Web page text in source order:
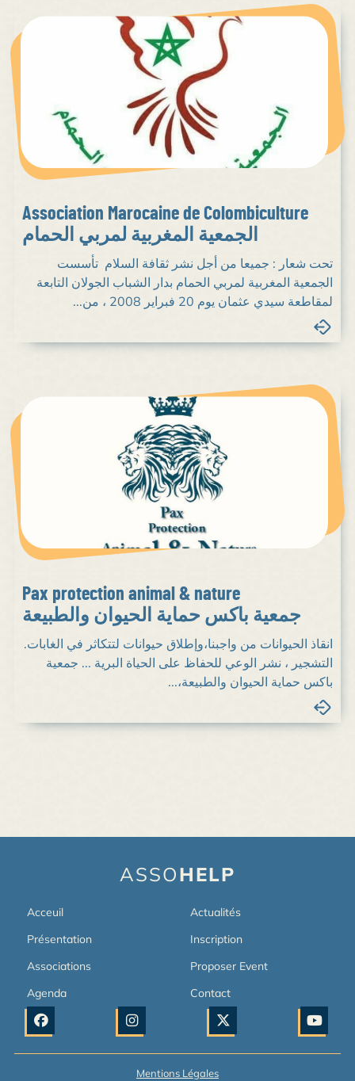
Association Marocaine de Colombiculture
الجمعية المغربية لمربي الحمام
تحت شعار : جميعا من أجل نشر ثقافة السلام تأسست
الجمعية المغربية لمربي الحمام بدار الشباب الجولان التابعة
لمقاطعة سيدي عثمان يوم 20 فبراير 2008 ، من...
Pax protection animal & nature
جمعية باكس حماية الحيوان والطبيعة
انقاذ الحيوانات من واجبنا،وإطلاق حيوانات لتتكاثر في الغابات.
التشجير ، نشر الوعي للحفاظ على الحياة البرية ... جمعية
باكس حماية الحيوان والطبيعة،...
ASSOHELP
Acceuil
Présentation
Associations
Agenda
Actualités
Inscription
Proposer Event
Contact
Mentions Légales